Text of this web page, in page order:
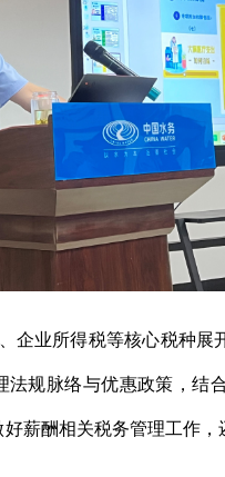
业所得税等核心税种展
规脉络与优惠政策，结
薪酬相关税务管理工作